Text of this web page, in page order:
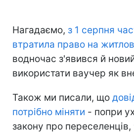
Нагадаємо, з 1 серпня
втратила право на
водночас з'явився й
використати ваучер як
Також ми писали, що
потрібно міняти - попри
закону про